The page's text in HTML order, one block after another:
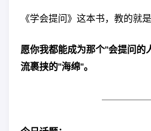
《学会提问》这本书，教的就
愿你我都能成为那个"会提问的
流裹挟的"海绵"。